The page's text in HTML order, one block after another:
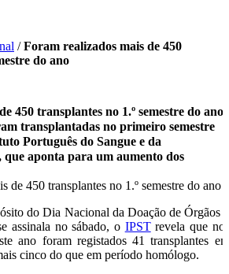
/Foram realizados mais de 450
do ano
450 transplantes no 1.º semestre do ano
transplantadas no primeiro semestre
Português do Sangue e da
aponta para um aumento dos
do Dia Nacional da Doação de Órgãos e
assinala no sábado, o IPSTrevela que nos
ano foram registados 41 transplantes em
cinco do que em período homólogo.